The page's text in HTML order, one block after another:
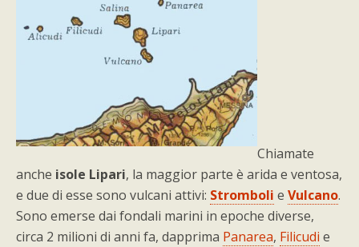
Chiamate
anche isole Lipari, la maggior parte è arida e ventosa,
e due di esse sono vulcani attivi: Stromboli e Vulcano.
Sono emerse dai fondali marini in epoche diverse,
circa 2 milioni di anni fa, dapprima Panarea, Filicudi e